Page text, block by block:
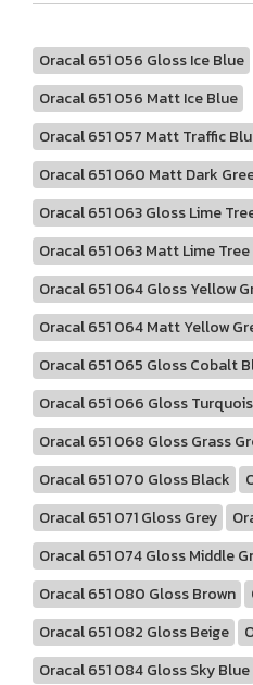
Oracal 651 056 Gloss Ice Blue
Oracal 651 056 Matt Ice Blue
Oracal 651 057 Matt Traffic
Oracal 651 060 Matt Dark
Oracal 651 063 Gloss Lime
Oracal 651 063 Matt Lime
Oracal 651 064 Gloss Yellow
Oracal 651 064 Matt Yellow
Oracal 651 065 Gloss Cobalt
Oracal 651 066 Gloss
Oracal 651 068 Gloss Grass
Oracal 651 070 Gloss Black
Oracal 651 071 Gloss Grey
Oracal 651 074 Gloss Middle
Oracal 651 080 Gloss Brown
Oracal 651 082 Gloss Beige
Oracal 651 084 Gloss Sky Blue